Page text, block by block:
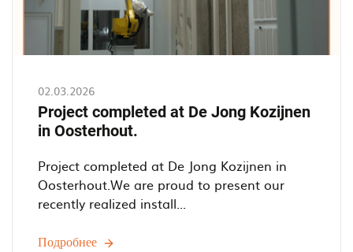
02.03.2026
Project completed at De Jong Kozijnen
in Oosterhout.
Project completed at De Jong Kozijnen in
Oosterhout.We are proud to present our
recently realized install...
Подробнее Project